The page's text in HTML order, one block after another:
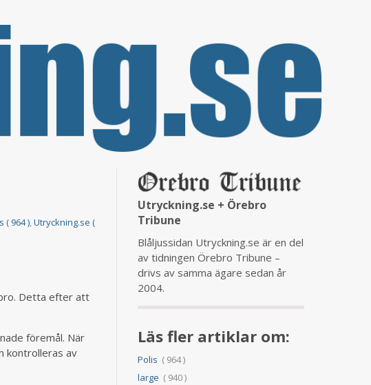
( 964 ),Utryckning.se (
Detta efter att
föremål. När
kontrolleras av
Utryckning.se + Örebro
Tribune
Blåljussidan Utryckning.se är en del
av tidningen Örebro Tribune –
drivs av samma ägare sedan år
2004.
Läs fler artiklar om:
Polis ( 964 )
large ( 940 )